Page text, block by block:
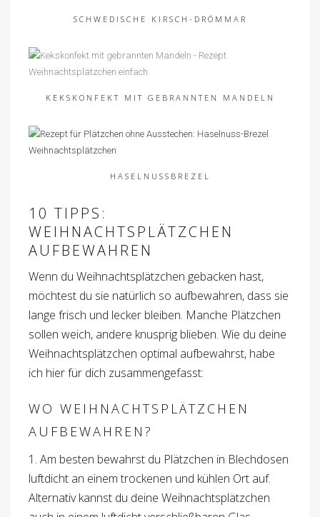
SCHWEDISCHE KIRSCH-DRÖMMAR
KEKSKONFEKT MIT GEBRANNTEN MANDELN
HASELNUSSBREZEL
10 TIPPS:
WEIHNACHTSPLÄTZCHEN
AUFBEWAHREN
Wenn du Weihnachtsplätzchen gebacken hast,
möchtest du sie natürlich so aufbewahren, dass sie
lange frisch und lecker bleiben. Manche Plätzchen
sollen weich, andere knusprig blieben. Wie du deine
Weihnachtsplätzchen optimal aufbewahrst, habe
ich hier für dich zusammengefasst:
WO WEIHNACHTSPLÄTZCHEN
AUFBEWAHREN?
1. Am besten bewahrst du Plätzchen in Blechdosen
luftdicht an einem trockenen und kühlen Ort auf.
Alternativ kannst du deine Weihnachtsplätzchen